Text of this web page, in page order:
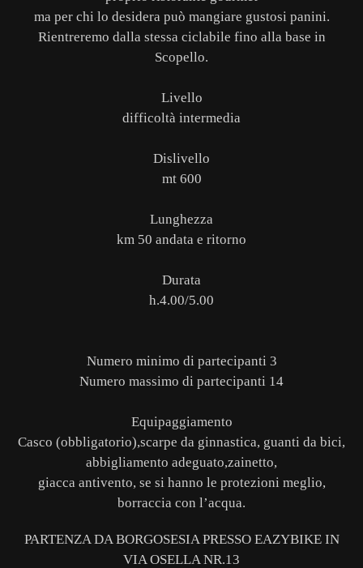
ma per chi lo desidera può mangiare gustosi panini.
Rientreremo dalla stessa ciclabile fino alla base in
Scopello.
Livello
difficoltà intermedia
Dislivello
mt 600
Lunghezza
km 50 andata e ritorno
Durata
h.4.00/5.00
Numero minimo di partecipanti 3
Numero massimo di partecipanti 14
Equipaggiamento
Casco (obbligatorio),scarpe da ginnastica, guanti da bici,
abbigliamento adeguato,zainetto,
giacca antivento, se si hanno le protezioni meglio,
borraccia con l’acqua.
PARTENZA DA BORGOSESIA PRESSO EAZYBIKE IN
VIA OSELLA NR.13